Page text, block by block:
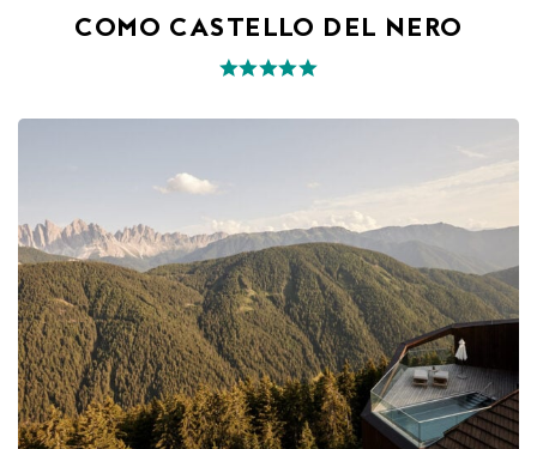
COMO CASTELLO DEL NERO